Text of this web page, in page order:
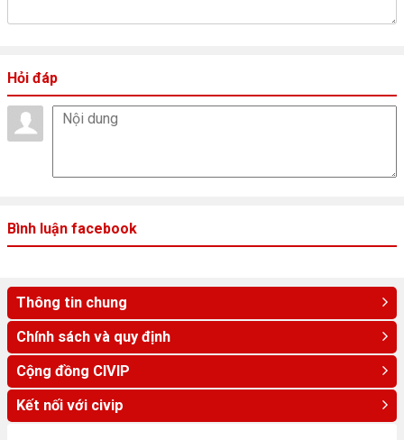
Hỏi đáp
Bình luận facebook
Thông tin chung
Chính sách và quy định
Cộng đồng CIVIP
Kết nối với civip